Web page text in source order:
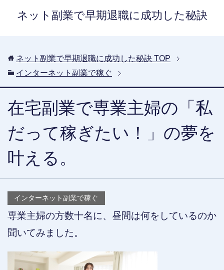
ネット副業で早期退職に成功した秘訣
ネット副業で早期退職に成功した秘訣 TOP
インターネット副業で稼ぐ
在宅副業で専業主婦の「私
だって稼ぎたい！」の夢を
叶える。
インターネット副業で稼ぐ
専業主婦の方数十名に、昼間は何をしているのか
聞いてみました。